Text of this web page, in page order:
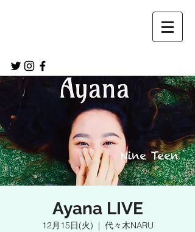
Ayana LIVE
12月15日(火)
  |
代々木NARU